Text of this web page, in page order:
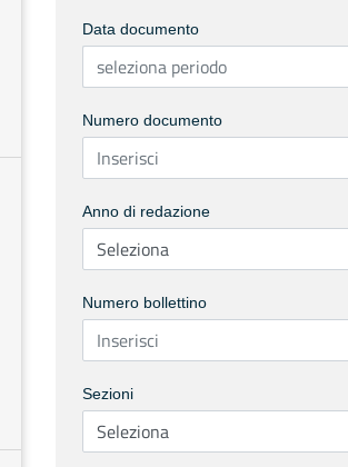
Data documento
Numero documento
Anno di redazione
Numero bollettino
Sezioni